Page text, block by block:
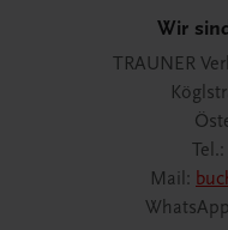
Wir
TRAUNER
Tel.:
Mail: